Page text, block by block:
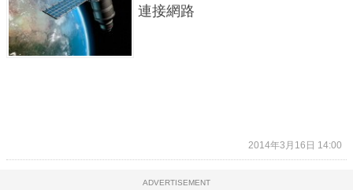
連接網路
2014年3月16日 14:00
ADVERTISEMENT